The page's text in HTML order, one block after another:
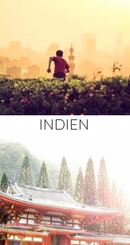
INDI­EN